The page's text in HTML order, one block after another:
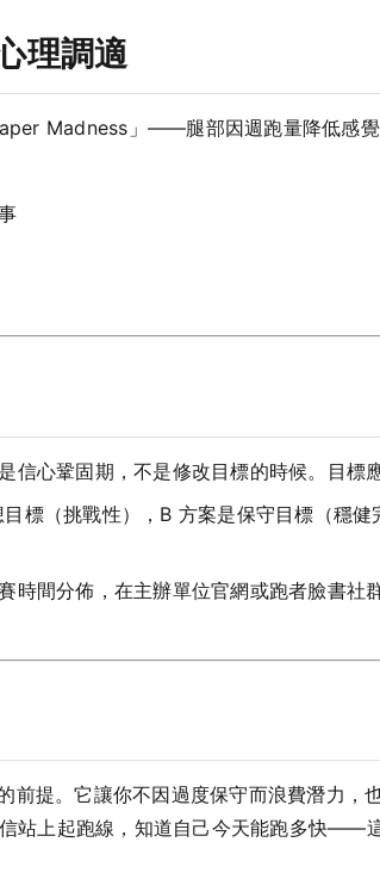
理調適
Madness」——腿部因週跑量降低感
信心鞏固期，不是修改目標的時候。目標
目標（挑戰性），B 方案是保守目標（穩
時間分佈，在主辦單位官網或跑者臉書
前提。它讓你不因過度保守而浪費潛力，
站上起跑線，知道自己今天能跑多快——